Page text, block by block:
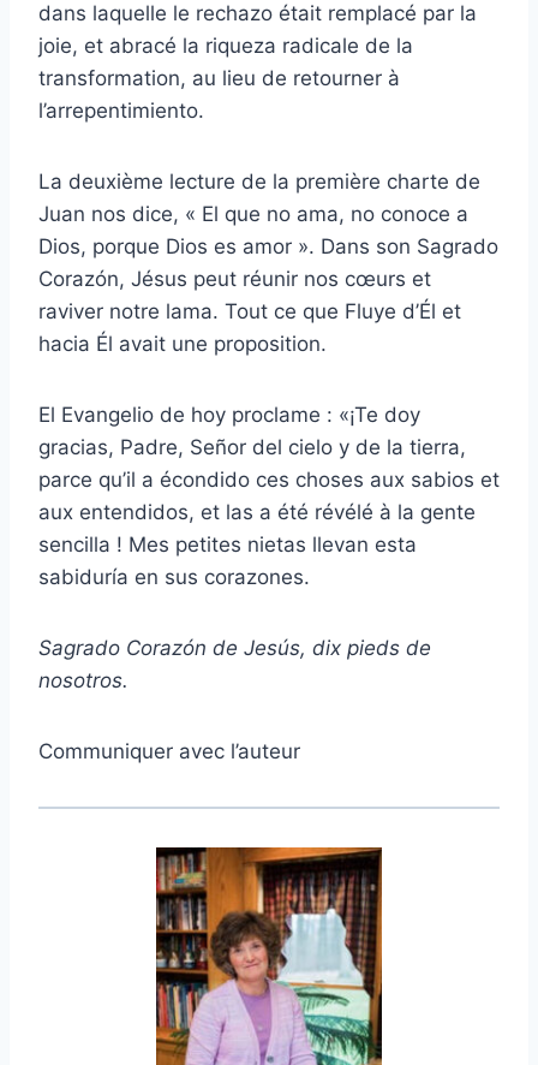
dans laquelle le rechazo était remplacé par la
joie, et abracé la riqueza radicale de la
transformation, au lieu de retourner à
l’arrepentimiento.
La deuxième lecture de la première charte de
Juan nos dice, « El que no ama, no conoce a
Dios, porque Dios es amor ». Dans son Sagrado
Corazón, Jésus peut réunir nos cœurs et
raviver notre lama. Tout ce que Fluye d’Él et
hacia Él avait une proposition.
El Evangelio de hoy proclame : «¡Te doy
gracias, Padre, Señor del cielo y de la tierra,
parce qu’il a écondido ces choses aux sabios et
aux entendidos, et las a été révélé à la gente
sencilla ! Mes petites nietas llevan esta
sabiduría en sus corazones.
Sagrado Corazón de Jesús, dix pieds de
nosotros.
Communiquer avec l’auteur